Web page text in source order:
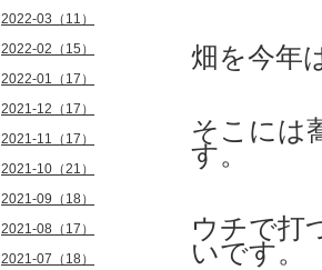
畑を今年
そこには
す。
ウチで打
いです。
2022-03（11）
2022-02（15）
2022-01（17）
2021-12（17）
2021-11（17）
2021-10（21）
2021-09（18）
2021-08（17）
2021-07（18）